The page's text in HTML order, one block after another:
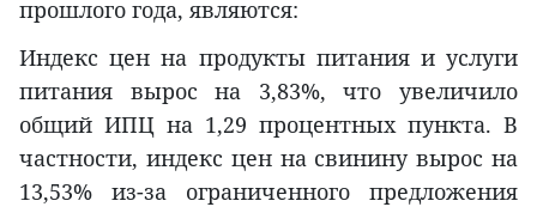
прошлого года, являются:
Индекс цен на продукты питания и услуги
питания вырос на 3,83%, что увеличило
общий ИПЦ на 1,29 процентных пункта. В
частности, индекс цен на свинину вырос на
13,53% из-за ограниченного предложения